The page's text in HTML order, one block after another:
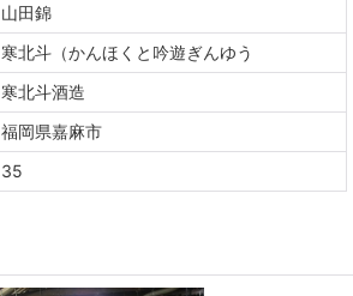
山田錦
寒北斗（かんほくと吟遊ぎんゆう
寒北斗酒造
福岡県嘉麻市
35